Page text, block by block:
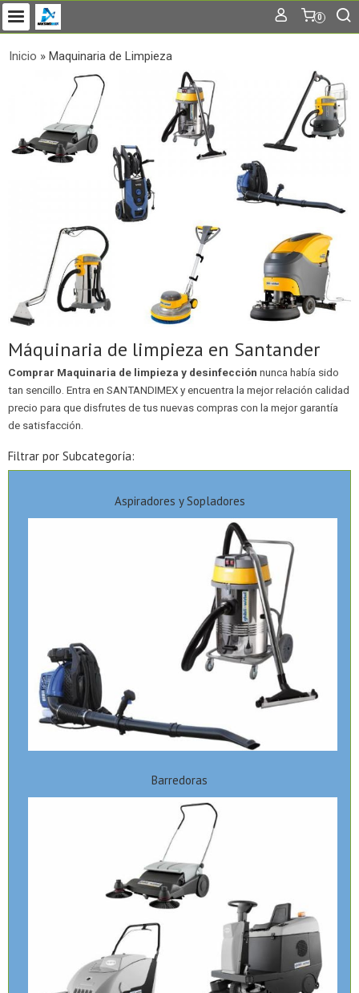
0
Inicio » Maquinaria de Limpieza
Máquinaria de limpieza en Santander
Comprar Maquinaria de limpieza y desinfección nunca había sido
tan sencillo. Entra en SANTANDIMEX y encuentra la mejor relación calidad
precio para que disfrutes de tus nuevas compras con la mejor garantía
de satisfacción.
Filtrar por Subcategoría:
Aspiradores y Sopladores
Barredoras